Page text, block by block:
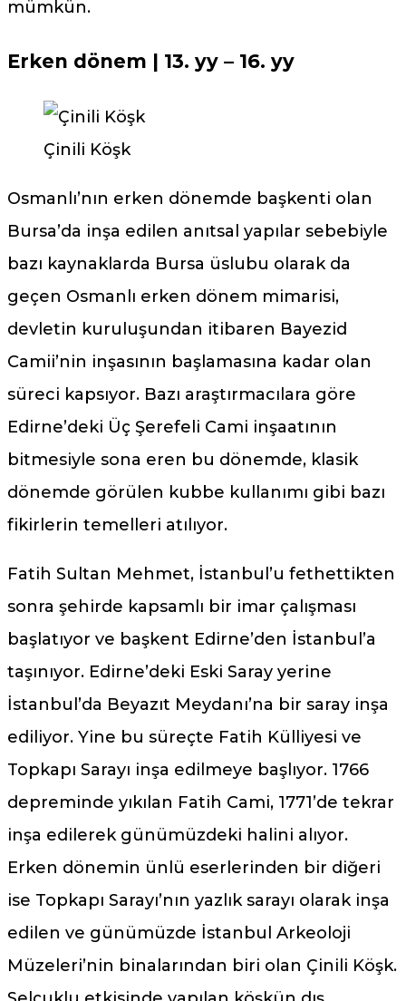
mümkün.
Erken dönem | 13. yy – 16. yy
Çinili Köşk
Osmanlı’nın erken dönemde başkenti olan
Bursa’da inşa edilen anıtsal yapılar sebebiyle
bazı kaynaklarda Bursa üslubu olarak da
geçen Osmanlı erken dönem mimarisi,
devletin kuruluşundan itibaren Bayezid
Camii’nin inşasının başlamasına kadar olan
süreci kapsıyor. Bazı araştırmacılara göre
Edirne’deki Üç Şerefeli Cami inşaatının
bitmesiyle sona eren bu dönemde, klasik
dönemde görülen kubbe kullanımı gibi bazı
fikirlerin temelleri atılıyor.
Fatih Sultan Mehmet, İstanbul’u fethettikten
sonra şehirde kapsamlı bir imar çalışması
başlatıyor ve başkent Edirne’den İstanbul’a
taşınıyor. Edirne’deki Eski Saray yerine
İstanbul’da Beyazıt Meydanı’na bir saray inşa
ediliyor. Yine bu süreçte Fatih Külliyesi ve
Topkapı Sarayı inşa edilmeye başlıyor. 1766
depreminde yıkılan Fatih Cami, 1771’de tekrar
inşa edilerek günümüzdeki halini alıyor.
Erken dönemin ünlü eserlerinden bir diğeri
ise Topkapı Sarayı’nın yazlık sarayı olarak inşa
edilen ve günümüzde İstanbul Arkeoloji
Müzeleri’nin binalarından biri olan Çinili Köşk.